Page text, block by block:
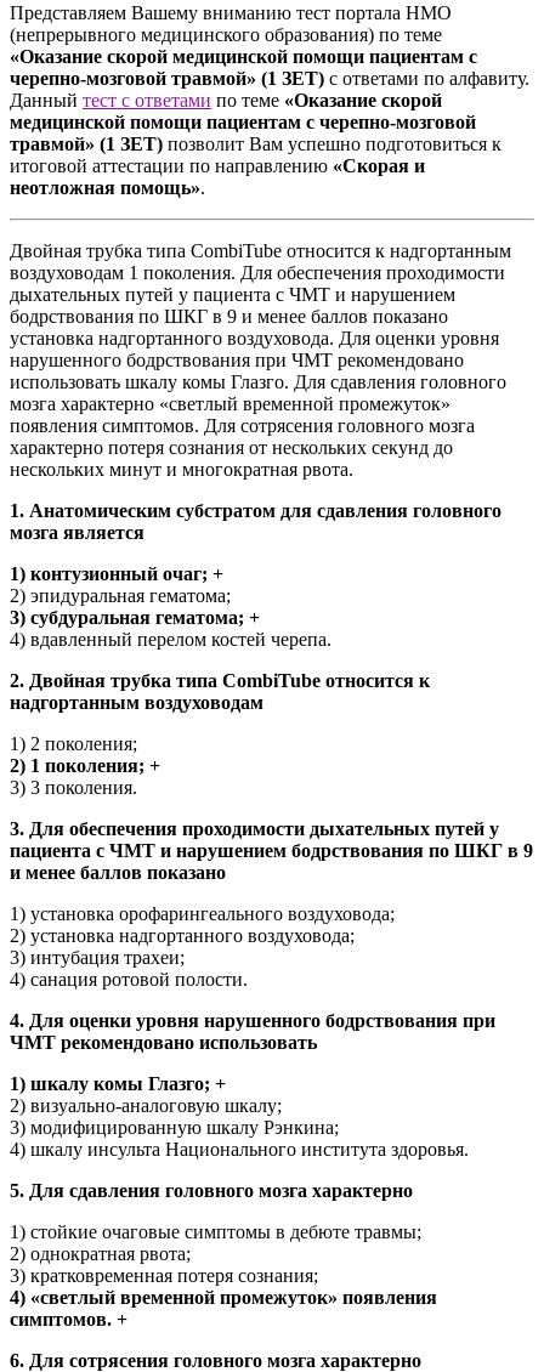
Представляем Вашему вниманию тест портала НМО
(непрерывного медицинского образования) по теме
«Оказание скорой медицинской помощи пациентам с
черепно-мозговой травмой» (1 ЗЕТ) с ответами по алфавиту.
Данный тест с ответами по теме «Оказание скорой
медицинской помощи пациентам с черепно-мозговой
травмой» (1 ЗЕТ) позволит Вам успешно подготовиться к
итоговой аттестации по направлению «Скорая и
неотложная помощь».
Двойная трубка типа CombiTube относится к надгортанным
воздуховодам 1 поколения. Для обеспечения проходимости
дыхательных путей у пациента с ЧМТ и нарушением
бодрствования по ШКГ в 9 и менее баллов показано
установка надгортанного воздуховода. Для оценки уровня
нарушенного бодрствования при ЧМТ рекомендовано
использовать шкалу комы Глазго. Для сдавления головного
мозга характерно «светлый временной промежуток»
появления симптомов. Для сотрясения головного мозга
характерно потеря сознания от нескольких секунд до
нескольких минут и многократная рвота.
1. Анатомическим субстратом для сдавления головного
мозга является
1) контузионный очаг; +
2) эпидуральная гематома;
3) субдуральная гематома; +
4) вдавленный перелом костей черепа.
2. Двойная трубка типа CombiTube относится к
надгортанным воздуховодам
1) 2 поколения;
2) 1 поколения; +
3) 3 поколения.
3. Для обеспечения проходимости дыхательных путей у
пациента с ЧМТ и нарушением бодрствования по ШКГ в 9
и менее баллов показано
1) установка орофарингеального воздуховода;
2) установка надгортанного воздуховода;
3) интубация трахеи;
4) санация ротовой полости.
4. Для оценки уровня нарушенного бодрствования при
ЧМТ рекомендовано использовать
1) шкалу комы Глазго; +
2) визуально-аналоговую шкалу;
3) модифицированную шкалу Рэнкина;
4) шкалу инсульта Национального института здоровья.
5. Для сдавления головного мозга характерно
1) стойкие очаговые симптомы в дебюте травмы;
2) однократная рвота;
3) кратковременная потеря сознания;
4) «светлый временной промежуток» появления
симптомов. +
6. Для сотрясения головного мозга характерно